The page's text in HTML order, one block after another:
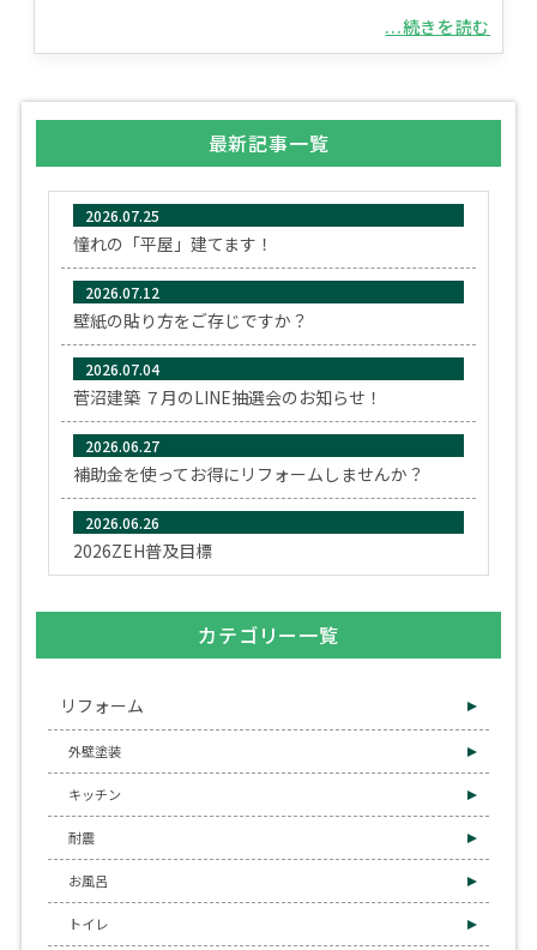
...続きを読む
最新記事一覧
2026.07.25
憧れの「平屋」建てます！
2026.07.12
壁紙の貼り方をご存じですか？
2026.07.04
菅沼建築 ７月のLINE抽選会のお知らせ！
2026.06.27
補助金を使ってお得にリフォームしませんか？
2026.06.26
2026ZEH普及目標
カテゴリー一覧
リフォーム
外壁塗装
キッチン
耐震
お風呂
トイレ